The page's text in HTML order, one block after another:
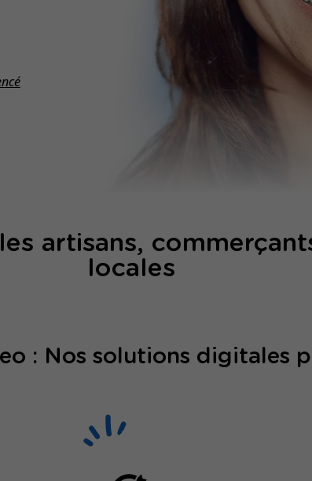
artisans,
locales
: Nos solutions digitales